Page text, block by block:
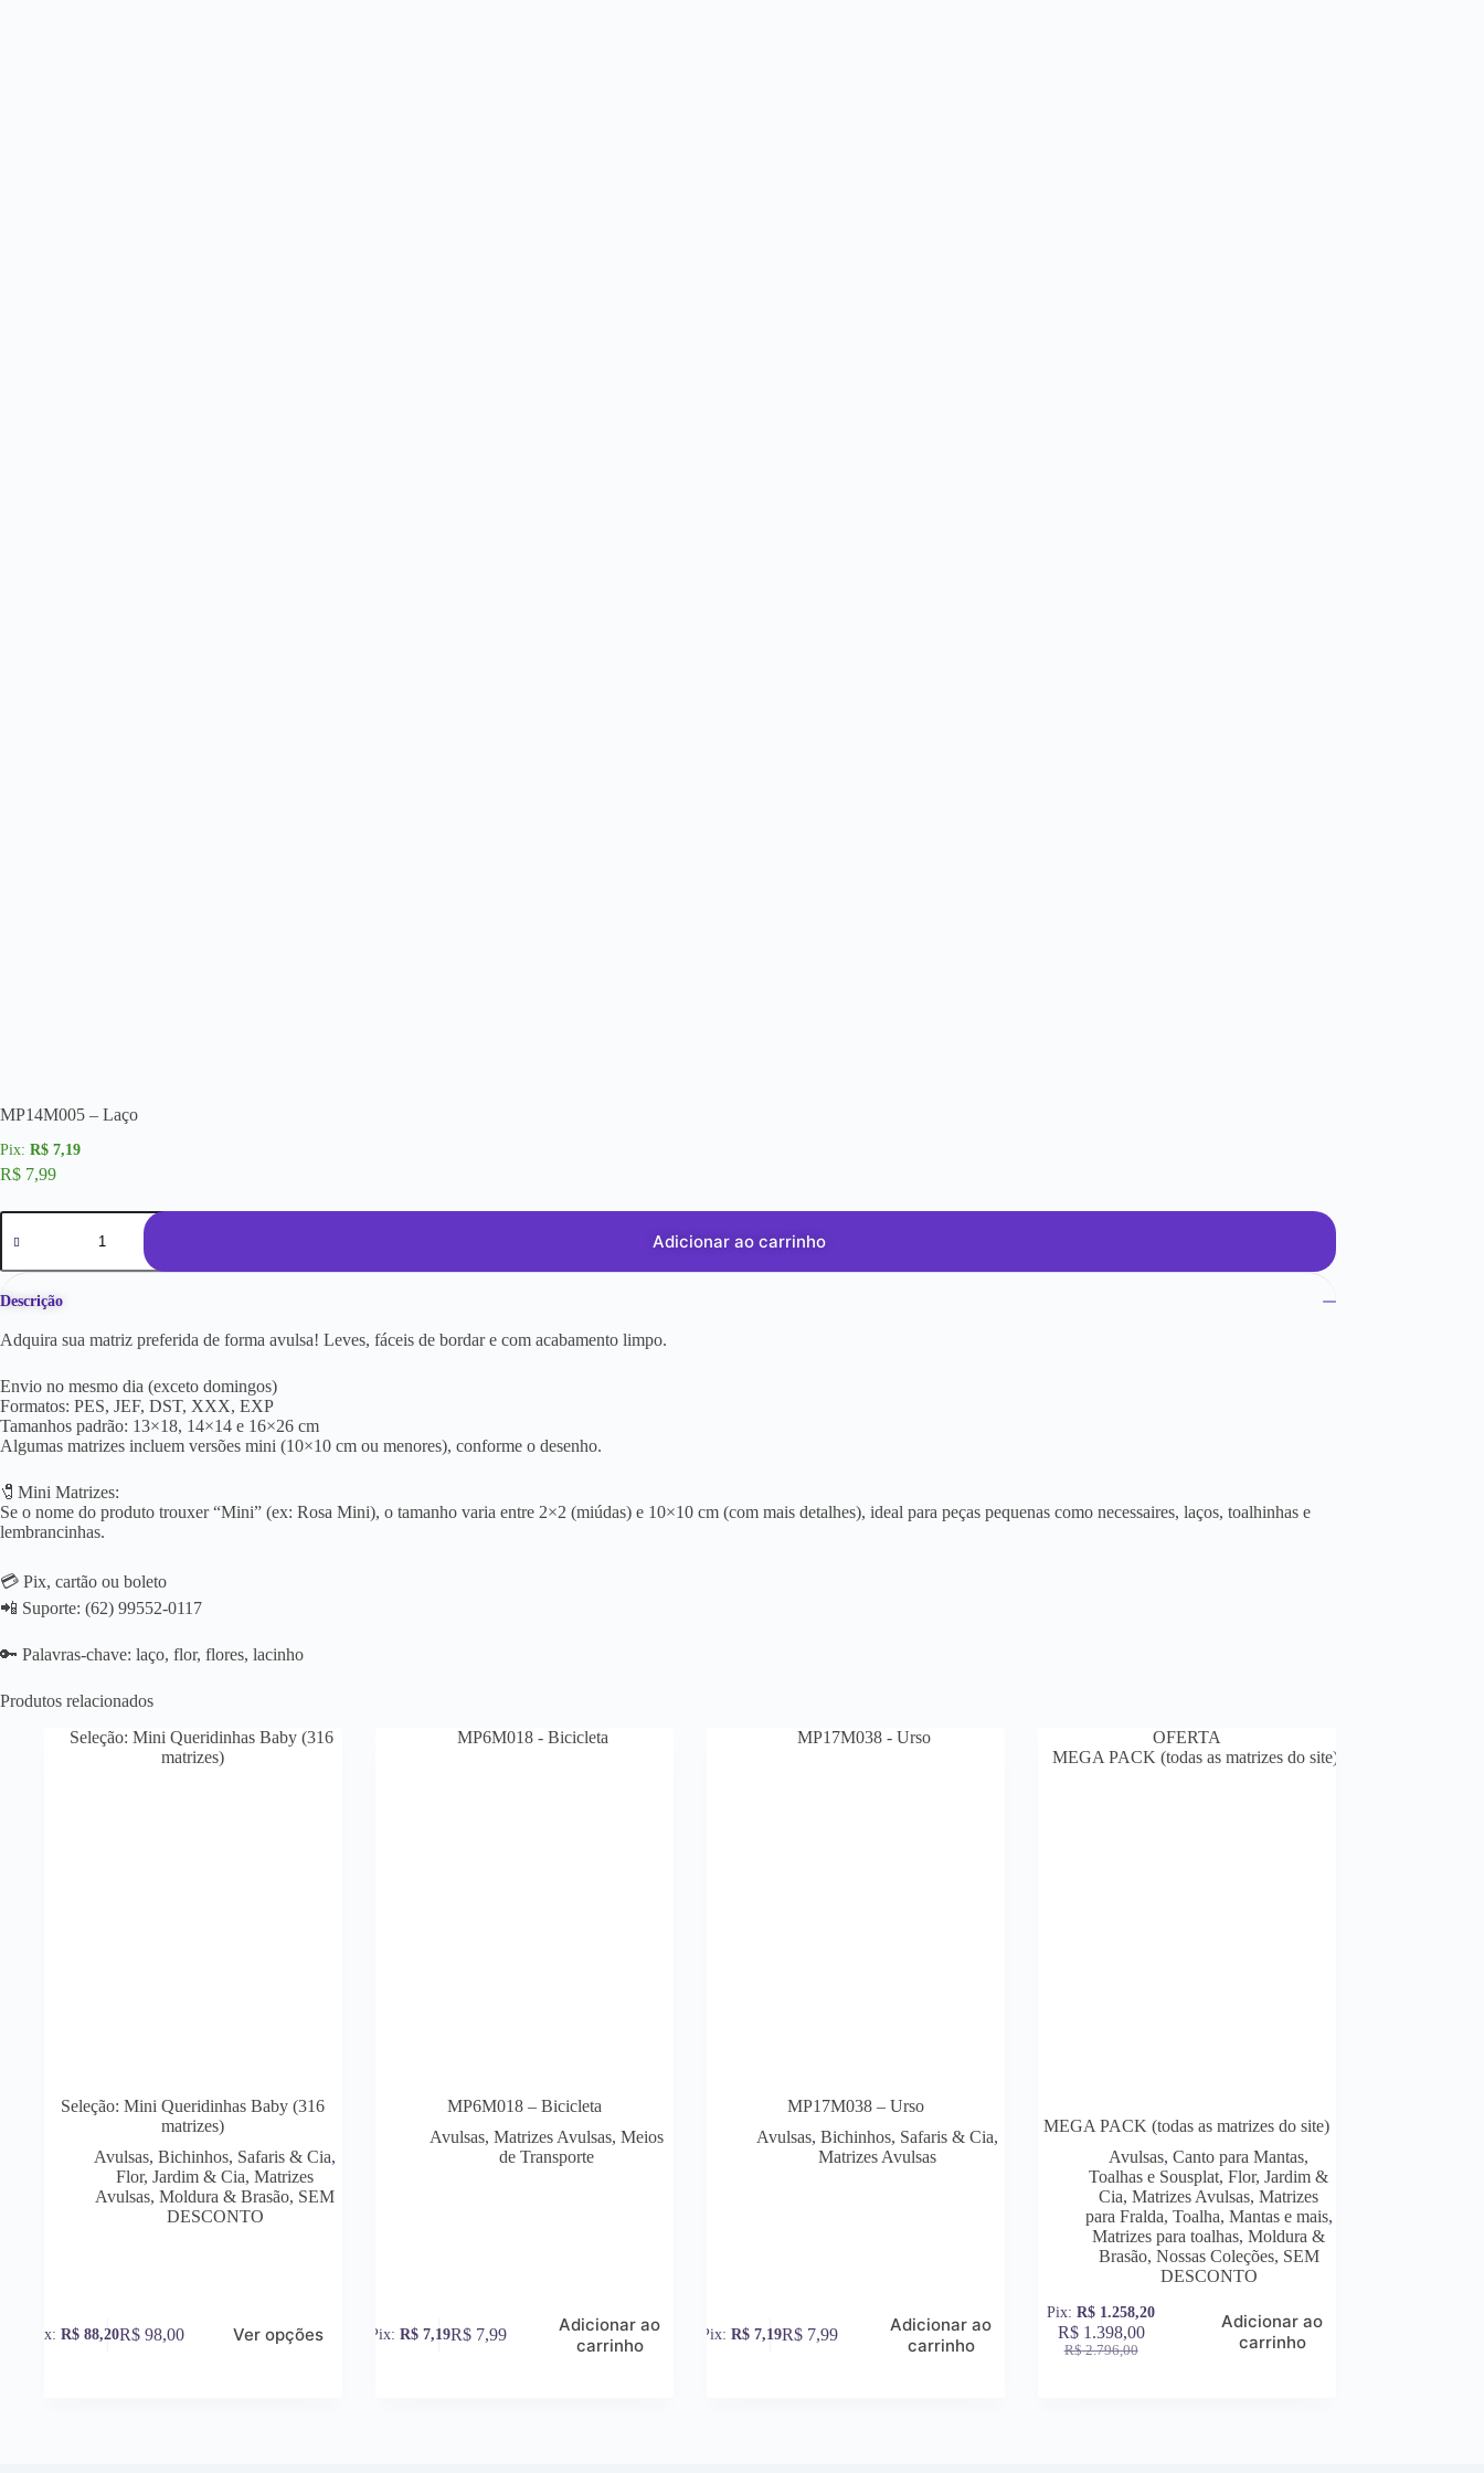
MP14M005 – Laço
R$ 7,19
R$ 7,99
Adicionar ao carrinho
Descrição
Adquira sua matriz preferida de forma avulsa! Leves, fáceis de bordar e com acabamento limpo.
Envio no mesmo dia (exceto domingos)
Formatos: PES, JEF, DST, XXX, EXP
Tamanhos padrão: 13×18, 14×14 e 16×26 cm
Algumas matrizes incluem versões mini (10×10 cm ou menores), conforme o desenho.
🧷Mini Matrizes:
Se o nome do produto trouxer “Mini” (ex: Rosa Mini), o tamanho varia entre 2×2 (miúdas) e 10×10 cm (com mais detalhes), ideal para peças pequenas como necessaires, laços, toalhinhas e
lembrancinhas.
💳 Pix, cartão ou boleto
📲 Suporte: (62) 99552-0117
🔑 Palavras-chave: laço, flor, flores, lacinho
Produtos relacionados
Seleção: Mini Queridinhas Baby (316
matrizes)
Avulsas,Bichinhos, Safaris & Cia,
Flor, Jardim & Cia,Matrizes
Avulsas,Moldura & Brasão, SEM
DESCONTO
R$88,20R$98,00 Ver opções
MP6M018 – Bicicleta
Avulsas, Matrizes Avulsas, Meios
de Transporte
R$ 7,19R$ 7,99
Adicionar ao
carrinho
MP17M038 – Urso
Avulsas,Bichinhos, Safaris & Cia,
Matrizes Avulsas
R$ 7,19R$ 7,99
Adicionar ao
carrinho
OFERTA
MEGA PACK (todas as matrizes do site)
Avulsas,Canto para Mantas,
Toalhas e Sousplat,Flor, Jardim &
Cia,Matrizes Avulsas,Matrizes
para Fralda, Toalha, Mantas e mais,
Matrizes para toalhas,Moldura &
Brasão, Nossas Coleções, SEM
DESCONTO
R$ 1.258,20
R$2.796,00
R$1.398,00
Adicionar ao
carrinho